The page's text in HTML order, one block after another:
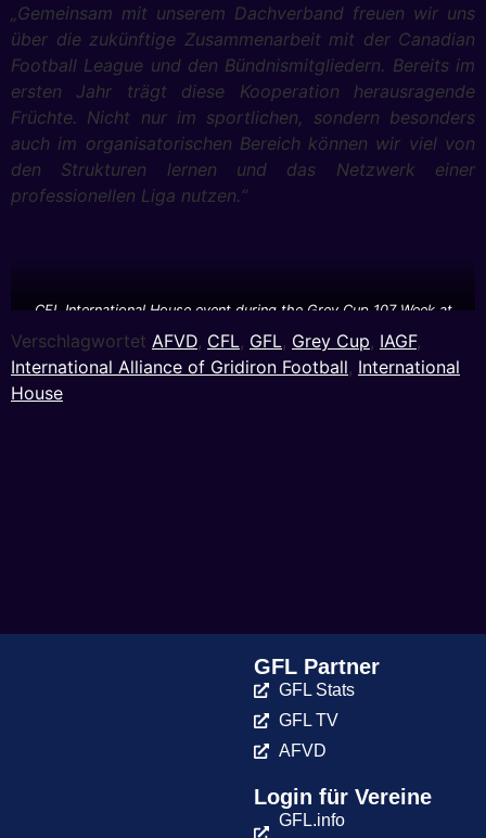
„Gemeinsam mit unserem Dachverband freuen wir uns
über die zukünftige Zusammenarbeit mit der Canadian
Football League und den Bündnismitgliedern. Bereits im
ersten Jahr trägt diese Kooperation herausragende
Früchte. Nicht nur im sportlichen, sondern besonders
auch im organisatorischen Bereich können wir viel von
den Strukturen lernen und das Netzwerk einer
professionellen Liga nutzen.“
CFL International House event during the Grey Cup 107 Week at
Candice Ward / CFL)
Verschlagwortet AFVD, CFL, GFL, Grey Cup, IAGF,
International Alliance of Gridiron Football, International
House
GFL Partner
GFL Stats
GFL TV
AFVD
Login für Vereine
GFL.info